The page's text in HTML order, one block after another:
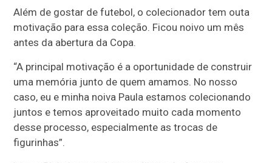
Além de gostar de futebol, o colecionador tem outa
motivação para essa coleção. Ficou noivo um mês
antes da abertura da Copa.
“A principal motivação é a oportunidade de construir
uma memória junto de quem amamos. No nosso
caso, eu e minha noiva Paula estamos colecionando
juntos e temos aproveitado muito cada momento
desse processo, especialmente as trocas de
figurinhas”.